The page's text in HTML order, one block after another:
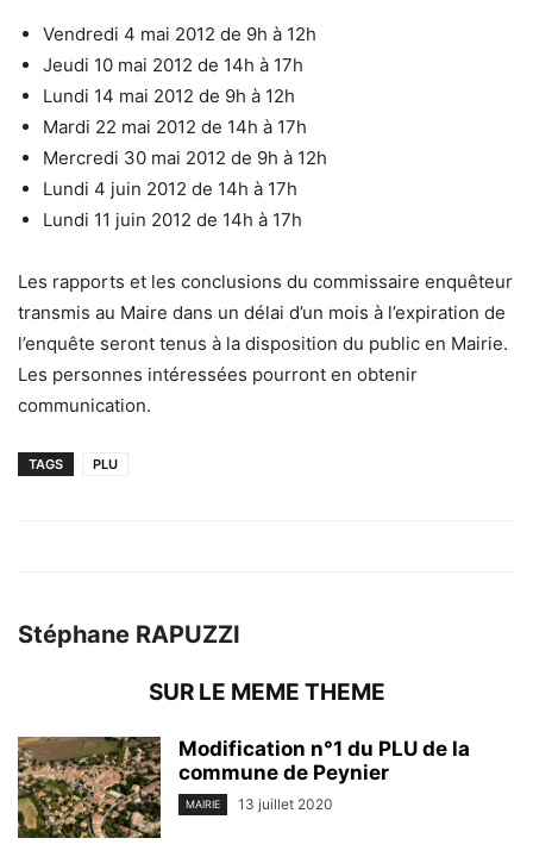
Vendredi 4 mai 2012 de 9h à 12h
Jeudi 10 mai 2012 de 14h à 17h
Lundi 14 mai 2012 de 9h à 12h
Mardi 22 mai 2012 de 14h à 17h
Mercredi 30 mai 2012 de 9h à 12h
Lundi 4 juin 2012 de 14h à 17h
Lundi 11 juin 2012 de 14h à 17h
Les rapports et les conclusions du commissaire enquêteur
transmis au Maire dans un délai d’un mois à l’expiration de
l’enquête seront tenus à la disposition du public en Mairie.
Les personnes intéressées pourront en obtenir
communication.
TAGS PLU
Stéphane RAPUZZI
SUR LE MEME THEME
Modification n°1 du PLU de la
commune de Peynier
MAIRIE 13 juillet 2020